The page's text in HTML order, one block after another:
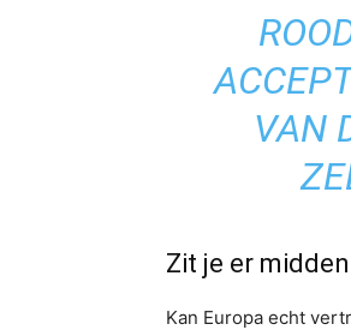
VAN
Zit je er
Kan Europa echt